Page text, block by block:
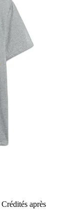
Crédités après